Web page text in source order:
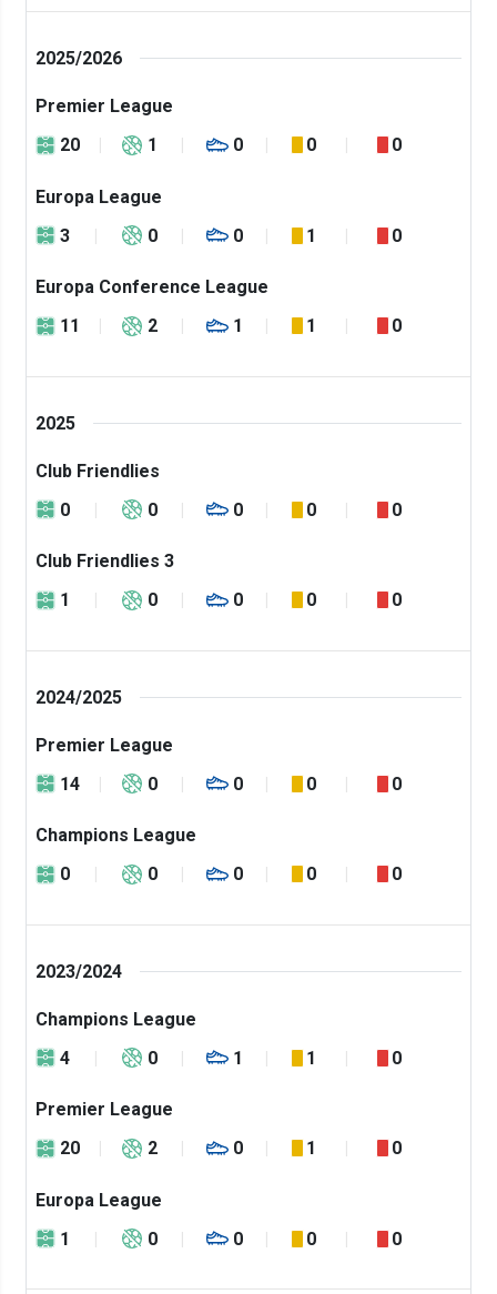
2025/2026
Premier League
20
1 0 0 0
Europa League
3
0 0 1 0
Europa Conference League
11
2 1 1 0
2025
Club Friendlies
0
0 0 0 0
Club Friendlies 3
1
0 0 0 0
2024/2025
Premier League
14
0 0 0 0
Champions League
0
0 0 0 0
2023/2024
Champions League
4
0 1 1 0
Premier League
20
2 0 1 0
Europa League
1
0 0 0 0